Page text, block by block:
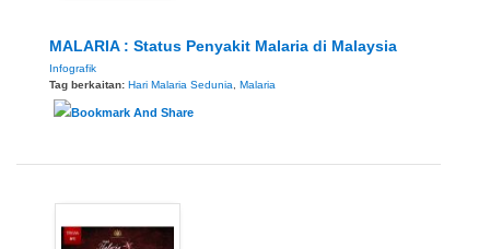
MALARIA : Status Penyakit Malaria di Malaysia
Infografik
Tag berkaitan: Hari Malaria Sedunia Malaria